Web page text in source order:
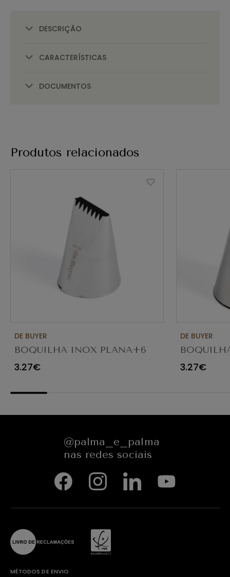
DESCRIÇÃO
CARACTERÍSTICAS
DOCUMENTOS
Produtos relacionados
DE BUYER
BOQUILHA INOX PLANA+6
DENTES 20X3MM 2113.08N
3.27€
DE BUYER
ø18MM (8
3.27€
@palma_e_palma
nas redes sociais
MÉTODOS DE ENVIO